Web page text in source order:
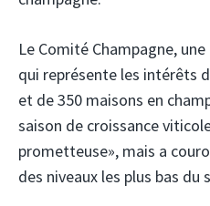
Le Comité Champagne,
qui représente les intérêts
et de 350 maisons en
saison de croissance
prometteuse», mais a
des niveaux les plus bas du